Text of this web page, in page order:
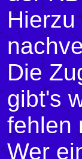
Hierzu
Die
gibt's
fehlen
Wer